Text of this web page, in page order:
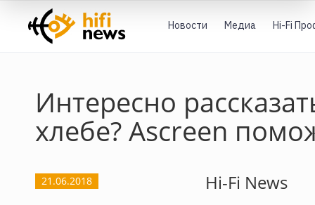
Новости Медиа Hi-Fi
Интересно
хлебе? Ascreen
21.06.2018 Hi-Fi News